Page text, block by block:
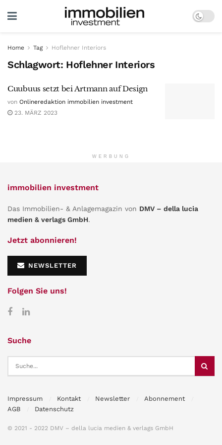
Home Tag Hoflehner Interiors
Schlagwort: Hoflehner Interiors
Cuubuus setzt bei Artmann auf Design
von Onlineredaktion immobilien investment
23. MÄRZ 2023
WERBUNG
immobilien investment
Das Immobilien- & Anlagemagazin von DMV – della lucia
medien & verlags GmbH.
Jetzt abonnieren!
NEWSLETTER
Folgen Sie uns!
Suche
Impressum Kontakt Newsletter
Abonnement
AGB
Datenschutz
© 2021 - 2022 DMV – della lucia medien & verlags GmbH